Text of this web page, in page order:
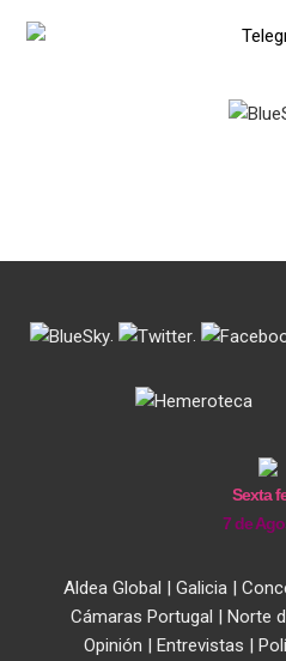
. .
Sexta
7 de
Aldea Global | Galicia|
Cámaras Portugal | Norte
Opinión | Entrevistas |